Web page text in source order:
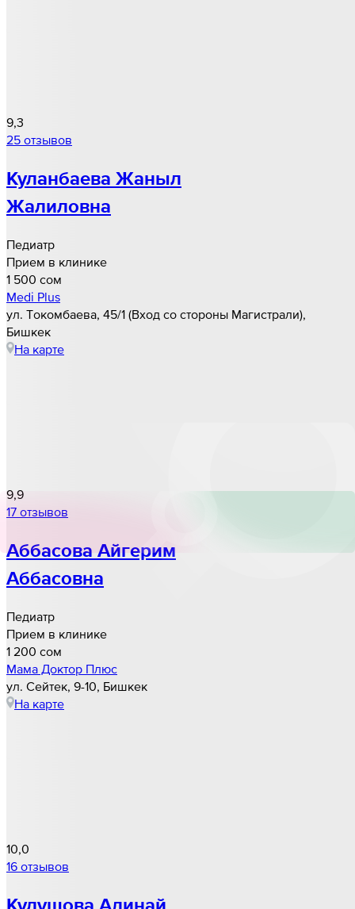
9,3
25 отзывов
Куланбаева Жаныл
Жалиловна
Педиатр
Прием в клинике
1 500 cом
Medi Plus
ул. Токомбаева, 45/1 (Вход со стороны Магистрали),
Бишкек
На карте
9,9
17 отзывов
Аббасова Айгерим
Аббасовна
Педиатр
Прием в клинике
1 200 cом
Мама Доктор Плюс
ул. Сейтек, 9-10, Бишкек
На карте
10,0
16 отзывов